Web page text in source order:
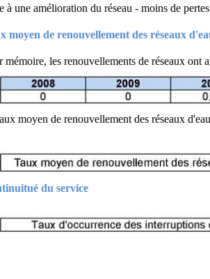
à une amélioration du réseau - moins de
moyen de renouvellement des réseaux
mémoire, les renouvellements de réseaux ont
moyen de renouvellement des réseaux
du service